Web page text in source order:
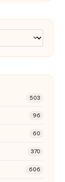
503
96
60
370
606